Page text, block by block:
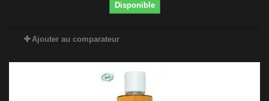
Disponible
Ajouter au comparateur